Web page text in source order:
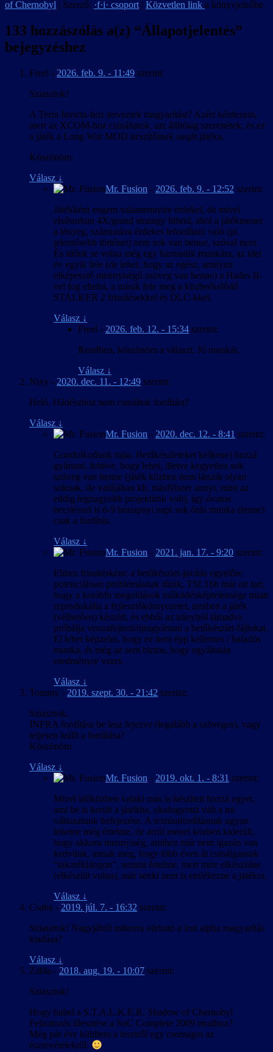
of Chernobyl | Szerző: ·f·i· csoport | Közvetlen link a könyvjelzőbe.
133 hozzászólás a(z) “Állapotjelentés”
bejegyzéshez
Freel - 2026. feb. 9. - 11:49 szerint:
Sziasztok!
A Terra Invicta-hoz terveztek magyarítást? Azért kérdezem,
mert az XCOM-hoz csináltatok, azt állítólag szerettétek, és ez
a játék a Long War MOD készítőinek sasját játéka.
Köszönöm.
Válasz ↓
Mr. Fusion - 2026. feb. 9. - 12:52 szerint:
Játékként engem valamennyire érdekel, de mivel
elsősorban 4X/grand strategy hibrid, ahol a játékmenet
a lényeg, számunkra érdekes lefordítani való (pl.
jelentősebb történet) nem sok van benne, szóval nem.
És időnk se volna még egy harmadik munkára, az idei
év egyik fele (de lehet, hogy az egész, amilyen
elképesztő mennyiségű szöveg van benne) a Hades II-
vel fog eltelni, a másik fele meg a közbeékelődő
STALKER 2 frissítésekkel és DLC-kkel.
Válasz ↓
Freel - 2026. feb. 12. - 15:34 szerint:
Rendben, köszönöm a választ. Jó munkát.
Válasz ↓
Nixy - 2020. dec. 11. - 12:49 szerint:
Heló. Hádészhoz nem csináltok fordítást?
Válasz ↓
Mr. Fusion - 2020. dec. 12. - 8:41 szerint:
Gondolkodunk rajta. Betűkészleteket kell(ene) hozzá
gyártani, feltéve, hogy lehet, illetve kegyetlen sok
szöveg van benne (játék közben nem látszik olyan
soknak, de valójában kb. másfélszer annyi, mint az
eddig legnagyobb projektünk volt), így óvatos
becsléssel is 6-9 hónapnyi napi sok órás munka (lenne)
csak a fordítás.
Válasz ↓
Mr. Fusion - 2021. jan. 17. - 9:20 szerint:
Ehhez frissítésként: a betűkészlet-javítás egyelőre
potenciálisan problémásnak tűnik, TSL16b már ott tart,
hogy a korábbi megoldások működésképtelensége miatt
reprodukálta a fejlesztőkörnyezetet, amiben a játék
(vélhetően) készült, és ebből az irányból támadva
próbálja visszafejteni/újragyártani a betűkészlet-fájlokat.
El lehet képzelni, hogy ez nem épp kellemes / haladós
munka, és még az sem biztos, hogy egyáltalán
eredményre vezet.
Válasz ↓
Tommy - 2019. szept. 30. - 21:42 szerint:
Sziasztok,
INFRA fordítása be lesz fejezve (legalább a szöveges), vagy
teljesen leállt a fordítása?
Köszönöm
Válasz ↓
Mr. Fusion - 2019. okt. 1. - 8:31 szerint:
Mivel időközben valaki más is készített hozzá egyet,
ami be is került a játékba, okafogyottá vált a mi
változatunk befejezése. A textúrafordításnak ugyan
lehetne még értelme, de arról menet közben kiderült,
hogy akkora mennyiség, amihez már nem igazán van
kedvünk, annak meg, hogy több éven át csinálgassuk
“takaréklángon”, semmi értelme, mert mire elkészülne
(elkészült volna), már senki nem is emlékezne a játékra.
Válasz ↓
Csaba - 2019. júl. 7. - 16:32 szerint:
Sziasztok! Nagyjából mikorra várható a lost alpha magyarítás
kiadása?
Válasz ↓
Zabla - 2018. aug. 19. - 10:07 szerint:
Sziasztok!
Hogy halad a S.T.A.L.K.E.R. Shadow of Chernobyl
Feliratozás illesztése a SoC Complete 2009 modhoz?
Még pár éve küldtem a tesztről egy csomagot az
észrevételekről.